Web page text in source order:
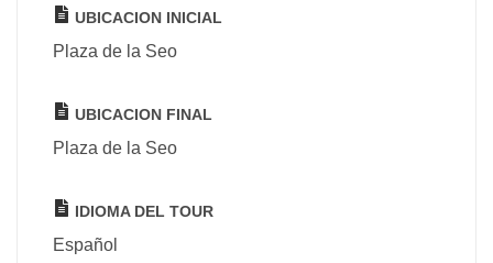
UBICACION INICIAL
Plaza de la Seo
UBICACION FINAL
Plaza de la Seo
IDIOMA DEL TOUR
Español